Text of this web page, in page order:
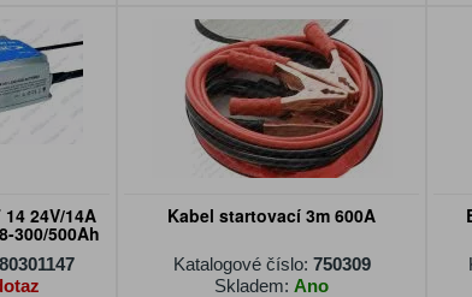
24V/14A
300/500Ah
Kabel startovací 3m 600A
Katalogové číslo: 750309
Skladem: Ano